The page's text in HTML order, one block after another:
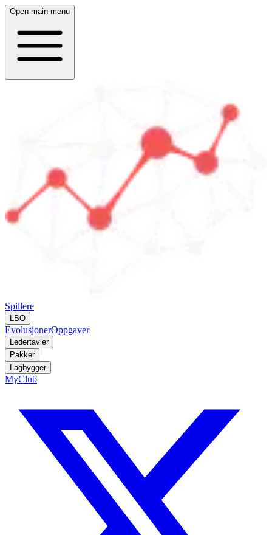
Open main menu
Spillere
LBO
EvolusjonerOppgaver
Ledertavler
Pakker
Lagbygger
MyClub